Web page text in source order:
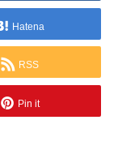
Hatena
RSS
Pin it